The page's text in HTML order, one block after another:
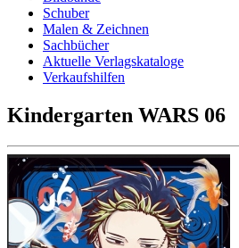
Schuber
Malen & Zeichnen
Sachbücher
Aktuelle Verlagskataloge
Verkaufshilfen
Kindergarten WARS 06